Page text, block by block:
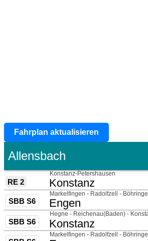
Fahrplan aktualisieren